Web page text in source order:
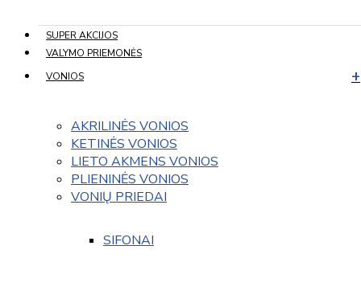
SUPER AKCIJOS
VALYMO PRIEMONĖS
VONIOS
AKRILINĖS VONIOS
KETINĖS VONIOS
LIETO AKMENS VONIOS
PLIENINĖS VONIOS
VONIŲ PRIEDAI
SIFONAI